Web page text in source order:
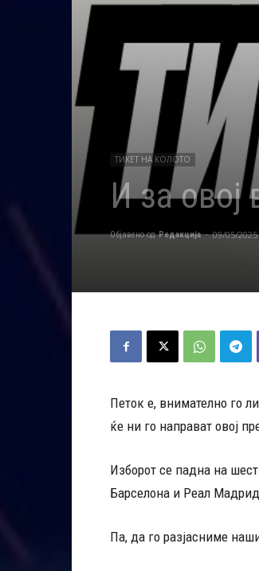
ТИКЕТ НА КОЛОТО
И за овој
Објавено од Редакција - 09/05/2025
Петок е, внимателно го
ќе ни го направат овој
Изборот се падна на
Барселона и Реал
Па, да го разјасниме